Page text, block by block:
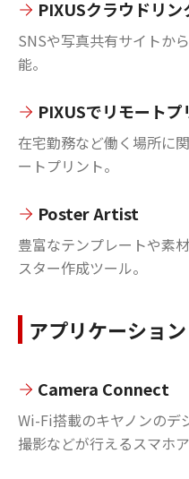
PIXUSクラウドリン
SNSや写真共有サイトか
能。
PIXUSでリモートプ
在宅勤務など働く場所に
ートプリント。
Poster Artist
豊富なテンプレートや素
スター作成ツール。
アプリケーション
Camera Connect
Wi-Fi搭載のキヤノンのデ
撮影などが行えるスマホア